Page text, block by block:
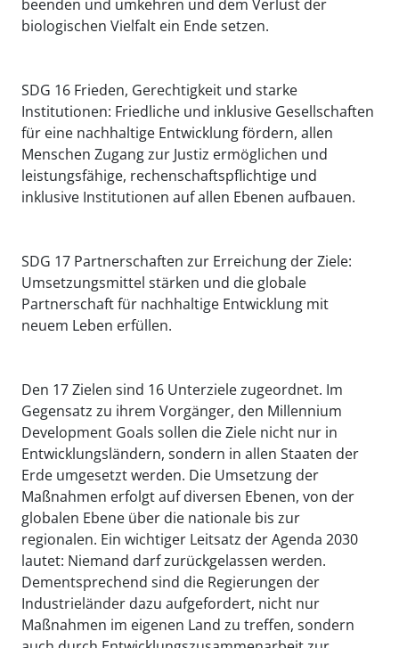
beenden und umkehren und dem Verlust der
biologischen Vielfalt ein Ende setzen.
SDG 16 Frieden, Gerechtigkeit und starke
Institutionen: Friedliche und inklusive Gesellschaften
für eine nachhaltige Entwicklung fördern, allen
Menschen Zugang zur Justiz ermöglichen und
leistungsfähige, rechenschaftspflichtige und
inklusive Institutionen auf allen Ebenen aufbauen.
SDG 17 Partnerschaften zur Erreichung der Ziele:
Umsetzungsmittel stärken und die globale
Partnerschaft für nachhaltige Entwicklung mit
neuem Leben erfüllen.
Den 17 Zielen sind 16 Unterziele zugeordnet. Im
Gegensatz zu ihrem Vorgänger, den Millennium
Development Goals sollen die Ziele nicht nur in
Entwicklungsländern, sondern in allen Staaten der
Erde umgesetzt werden. Die Umsetzung der
Maßnahmen erfolgt auf diversen Ebenen, von der
globalen Ebene über die nationale bis zur
regionalen. Ein wichtiger Leitsatz der Agenda 2030
lautet: Niemand darf zurückgelassen werden.
Dementsprechend sind die Regierungen der
Industrieländer dazu aufgefordert, nicht nur
Maßnahmen im eigenen Land zu treffen, sondern